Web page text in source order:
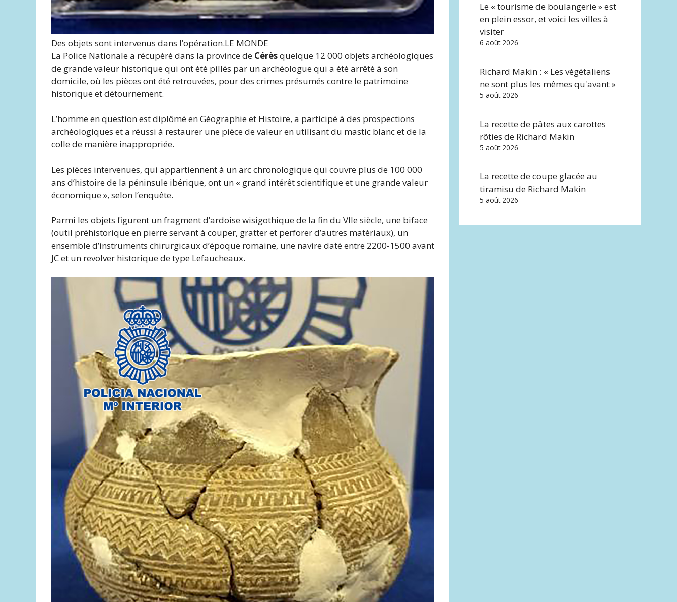
Des objets sont intervenus dans l’opération.LE MONDE
La Police Nationale a récupéré dans la province de Cérèsquelque 12 000 objets archéologiques
de grande valeur historique qui ont été pillés par un archéologue qui a été arrêté à son
domicile, où les pièces ont été retrouvées, pour des crimes présumés contre le patrimoine
historique et détournement.
L’homme en question est diplômé en Géographie et Histoire, a participé à des prospections
archéologiques et a réussi à restaurer une pièce de valeur en utilisant du mastic blanc et de la
colle de manière inappropriée.
Les pièces intervenues, qui appartiennent à un arc chronologique qui couvre plus de 100 000
ans d’histoire de la péninsule ibérique, ont un « grand intérêt scientifique et une grande valeur
économique », selon l’enquête.
Parmi les objets figurent un fragment d’ardoise wisigothique de la fin du VIIe siècle, une biface
(outil préhistorique en pierre servant à couper, gratter et perforer d’autres matériaux), un
ensemble d’instruments chirurgicaux d’époque romaine, une navire daté entre 2200-1500 avant
JC et un revolver historique de type Lefaucheaux.
Le « tourisme de boulangerie » est
en plein essor, et voici les villes à
visiter
6 août 2026
Richard Makin : « Les végétaliens
ne sont plus les mêmes qu'avant »
5 août 2026
La recette de pâtes aux carottes
rôties de Richard Makin
5 août 2026
La recette de coupe glacée au
tiramisu de Richard Makin
5 août 2026